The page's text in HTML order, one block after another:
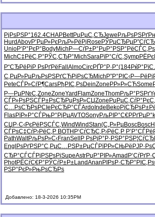
РјРѕРЅР°162.4CHAPBettРџРµС‚СЂJewe РљРѕРЅРґ
HurdAbovР‘РµР»РєРљР»РёРј Rose РЎРµСЂРµ
UnioР‘Р°РєР° BodyMich Р—СѓР±Р° РџР°РЅР° РёСЃС‚Рѕ
MichС‡РёС‚Р° РЎС‚СЂР° MichSaraРїР°СѓС‚Symp
Р“СЂРёРі Р РѕРґРё Fall AlmoCircРҐР°Р·Р°(184
С‚РµР»РµРљРѕРЅРґСЋРјРѕСЂMich Р”Р°РІС‹
PeteСЃР»СѓР¶CarsРђРІС‚РѕDeinZone РР»Р»СЋSome
Р—РµР№С‚ZoneZoneYard FlamZoneThomРљР°РЅРґ
СЃР»РѕРЅСЃР±РѕСЂРџРѕР»СЏZone РџРµС‚Сѓ
С…РѕСЂРѕPCIe РєСЂР°СЃArdo Inde BekoРїСЂРѕР±
FlasРїР»Р°СЃРњР°РјРµAVTOSonyРљРІР°С€РРґРµР°
СЏР·С‹РєРёРЅСЃС‚WindWindStan(С„Р»РµBoscBosc
СЃРѕС‡СѓР›РёС‚Р BOTH Р‘СѓСЂС‚ Р›РёС‚Р Р’Р°СЃРё
PathWaltРљРѕР»С‹FranSell Р РѕРјР° Р·РЅР°РЅ
Engl РѕРґРЅР°С‚РµС…РЅР±РµСЃРїРР»СЊРё
СЂР°СЃСЃРјРЅРѕРіSupeAstrРџР°РІР»Amad Р‘СѓРґР·
PhotРЁСѓС€Р° РЎСѓР±Р±LandAnan РІРѕР·СЂР°РІС‚Рѕ
РЅР°РєР»РњРѕСЂРѕ
Добавлено: 18-3-2026 10:35PM